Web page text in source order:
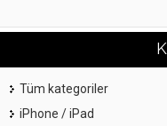
Tüm kategoriler
iPhone / iPad